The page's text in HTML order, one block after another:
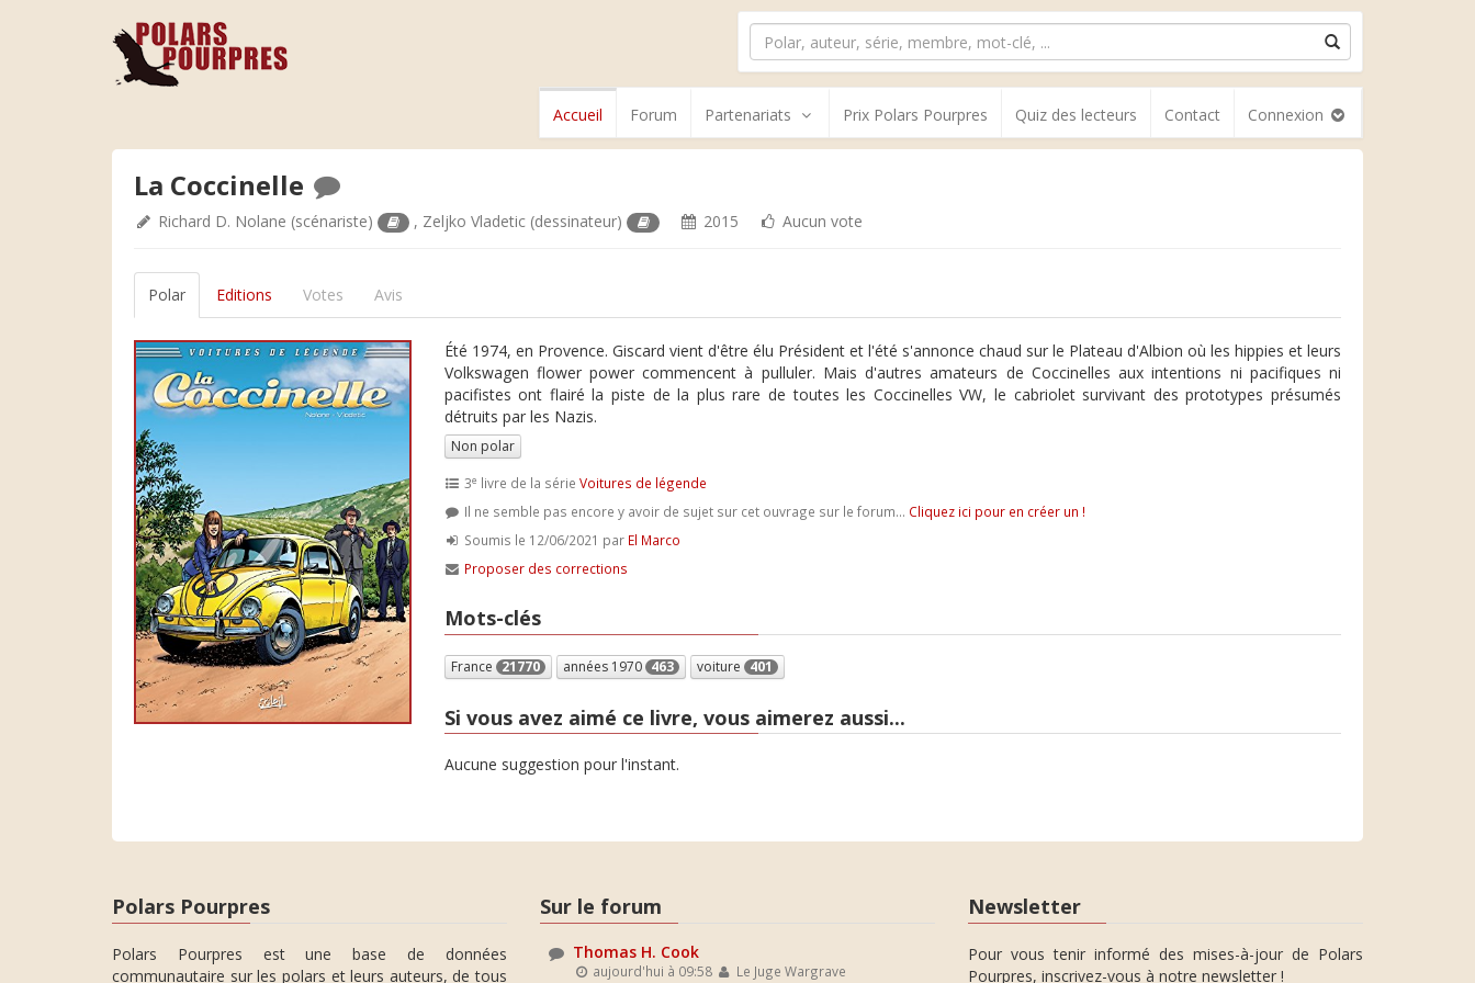
Accueil Forum Partenariats Prix Polars Pourpres Quiz des lecteurs Contact Connexion
La Coccinelle
Richard D. Nolane (scénariste) , Zeljko Vladetic (dessinateur) 2015 Aucun vote
Polar Editions Votes Avis
Été 1974, en Provence. Giscard vient d'être élu Président et l'été s'annonce chaud sur le Plateau d'Albion où les hippies et leurs
Volkswagen flower power commencent à pulluler. Mais d'autres amateurs de Coccinelles aux intentions ni pacifiques ni
pacifistes ont flairé la piste de la plus rare de toutes les Coccinelles VW, le cabriolet survivant des prototypes présumés
détruits par les Nazis.
Non polar
3e livre de la série Voitures de légende
Il ne semble pas encore y avoir de sujet sur cet ouvrage sur le forum... Cliquez ici pour en créer un !
Soumis le 12/06/2021 par El Marco
Proposer des corrections
Mots-clés
France 21770 années 1970 463 voiture 401
Si vous avez aimé ce livre, vous aimerez aussi...
Aucune suggestion pour l'instant.
Polars Pourpres
Polars Pourpres est une base de données
communautaire sur les polars et leurs auteurs, de tous
Sur le forum
Thomas H. Cook
aujourd'hui à 09:58 Le Juge Wargrave
Newsletter
Pour vous tenir informé des mises-à-jour de Polars
Pourpres, inscrivez-vous à notre newsletter !